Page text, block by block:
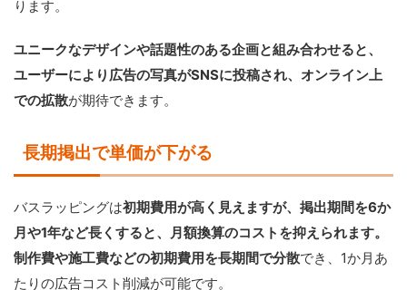
ります。
ユニークなデザインや話題性のある企画と組み合わせると、
ユーザーにより広告の写真がSNSに投稿され、オンライン上
での拡散が期待できます。
長期掲出で単価が下がる
バスラッピングは初期費用が高く見えますが、掲出期間を6か
月や1年など長くすると、月額換算のコストを抑えられます。
制作費や施工費などの初期費用を長期間で分散でき、1か月あ
たりの広告コスト削減が可能です。